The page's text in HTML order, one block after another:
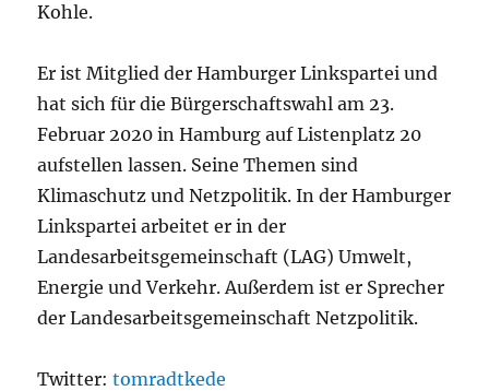
Kohle.
Er ist Mitglied der Hamburger Linkspartei und
hat sich für die Bürgerschaftswahl am 23.
Februar 2020 in Hamburg auf Listenplatz 20
aufstellen lassen. Seine Themen sind
Klimaschutz und Netzpolitik. In der Hamburger
Linkspartei arbeitet er in der
Landesarbeitsgemeinschaft (LAG) Umwelt,
Energie und Verkehr. Außerdem ist er Sprecher
der Landesarbeitsgemeinschaft Netzpolitik.
Twitter:tomradtkede